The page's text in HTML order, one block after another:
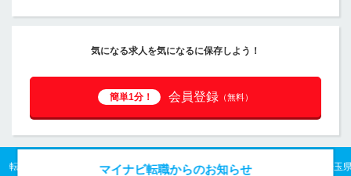
気になる求人を気になるに保存しよう！
簡単1分！ 会員登録 （無料）
転職TOP 首都圏の転職・求人情報TOP 埼玉県の転職・求人情報TOP 埼玉
マイナビ転職からのお知らせ